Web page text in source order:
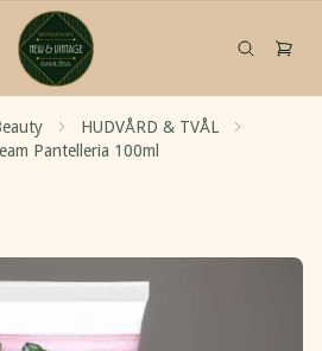
HUDVÅRD & TVÅL
Pantelleria 100ml